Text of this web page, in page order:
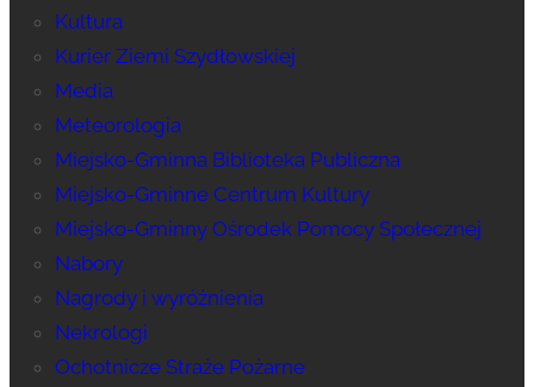
Kultura
Kurier Ziemi Szydłowskiej
Media
Meteorologia
Miejsko-Gminna Biblioteka Publiczna
Miejsko-Gminne Centrum Kultury
Miejsko-Gminny Ośrodek Pomocy Społecznej
Nabory
Nagrody i wyróżnienia
Nekrologi
Ochotnicze Straże Pożarne